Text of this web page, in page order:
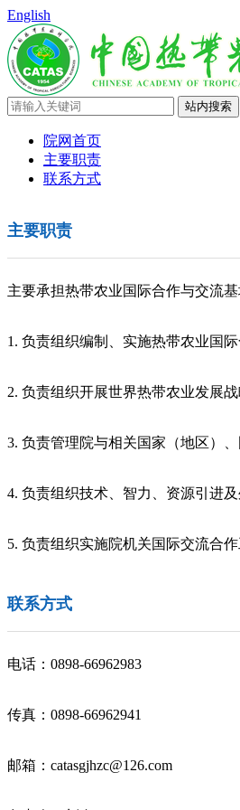
English
院网首页
主要职责
联系方式
主要职责
主要承担热带农业国际合作与交流
1. 负责组织编制、实施热带农业国
2. 负责组织开展世界热带农业发展
3. 负责管理院与相关国家（地区）
4. 负责组织技术、智力、资源引进
5. 负责组织实施院机关国际交流合
联系方式
电话：0898-66962983
传真：0898-66962941
邮箱：catasgjhzc@126.com